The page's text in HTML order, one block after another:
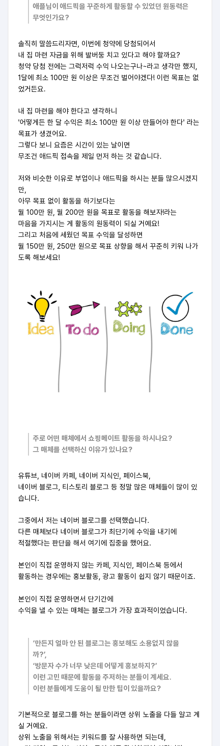
애플님이 애드픽을 꾸준하게 활동할 수 있었던 원동력은
무엇인가요?
솔직히 말씀드리자면, 이번에 청약에 당첨되어서
내 집 마련 자금을 위해 발버둥 치고 있다고 해야 할까요?
청약 당첨 전에는 그럭저럭 수익 나오는구나~라고 생각만 했지,
1달에 최소 100만 원 이상은 무조건 벌어야겠다! 이런 목표는 없
었거든요.
내 집 마련을 해야 한다고 생각하니
'어떻게든 한 달 수익은 최소 100만 원 이상 만들어야 한다' 라는
목표가 생겼어요.
그렇다 보니 요즘은 시간이 있는 날이면
무조건 애드픽 접속을 제일 먼저 하는 것 같습니다.
저와 비슷한 이유로 부업이나 애드픽을 하시는 분들 많으시겠지
만,
아무 목표 없이 활동을 하기보다는
월 100만 원, 월 200만 원을 목표로 활동을 해보자!라는
마음을 가지시는 게 활동의 원동력이 되실 거예요!
그리고 처음에 세웠던 목표 수익을 달성하면
월 150만 원, 250만 원으로 목표 상향을 해서 꾸준히 키워 나가
도록 해보세요!
주로 어떤 매체에서 쇼핑메이트 활동을 하시나요?
그 매체를 선택하신 이유가 있나요?
유튜브, 네이버 카페, 네이버 지식인, 페이스북,
네이버 블로그, 티스토리 블로그 등 정말 많은 매체들이 많이 있
습니다.
그중에서 저는 네이버 블로그를 선택했습니다.
다른 매체보다 네이버 블로그가 최단기에 수익을 내기에
적절했다는 판단을 해서 여기에 집중을 했어요.
본인이 직접 운영하지 않는 카페, 지식인, 페이스북 등에서
활동하는 경우에는 홍보활동, 광고 활동이 쉽지 않기 때문이죠.
본인이 직접 운영하면서 단기간에
수익을 낼 수 있는 매체는 블로그가 가장 효과적이었습니다.
‘만든지 얼마 안 된 블로그는 홍보해도 소용없지 않을
까?’,
‘방문자 수가 너무 낮은데 어떻게 홍보하지?’
이런 고민 때문에 활동을 주저하는 분들이 계세요.
이런 분들에게 도움이 될 만한 팁이 있을까요?
기본적으로 블로그를 하는 분들이라면 상위 노출을 다들 알고 계
실 거예요.
상위 노출을 위해서는 키워드를 잘 사용하면 되는데,